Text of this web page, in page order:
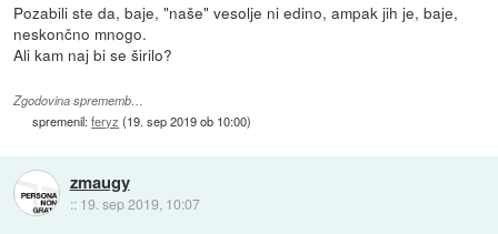
Pozabili ste da, baje, "naše" vesolje ni edino, ampak jih je, baje,
neskončno mnogo.
Ali kam naj bi se širilo?
Zgodovina sprememb…
spremenil:feryz (19. sep 2019 ob 10:00)
zmaugy
:: 19. sep 2019, 10:07